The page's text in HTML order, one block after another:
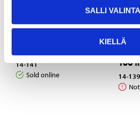
SALLI VALINTA
KIELLÄ
14-141
Sold online
11
100
14-139